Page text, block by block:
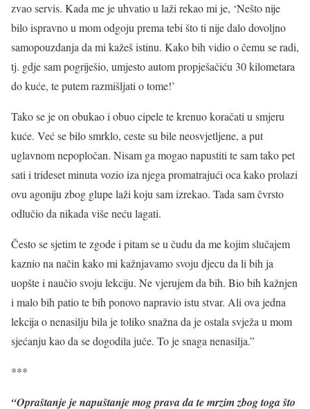
zvao servis. Kada me je uhvatio u laži rekao mi je, ‘Nešto nije
bilo ispravno u mom odgoju prema tebi što ti nije dalo dovoljno
samopouzdanja da mi kažeš istinu. Kako bih vidio o čemu se radi,
tj. gdje sam pogriješio, umjesto autom propješačiću 30 kilometara
do kuće, te putem razmišljati o tome!’
Tako se je on obukao i obuo cipele te krenuo koračati u smjeru
kuće. Već se bilo smrklo, ceste su bile neosvjetljene, a put
uglavnom nepopločan. Nisam ga mogao napustiti te sam tako pet
sati i trideset minuta vozio iza njega promatrajući oca kako prolazi
ovu agoniju zbog glupe laži koju sam izrekao. Tada sam čvrsto
odlučio da nikada više neću lagati.
Često se sjetim te zgode i pitam se u čudu da me kojim slučajem
kaznio na način kako mi kažnjavamo svoju djecu da li bih ja
uopšte i naučio svoju lekciju. Ne vjerujem da bih. Bio bih kažnjen
i malo bih patio te bih ponovo napravio istu stvar. Ali ova jedna
lekcija o nenasilju bila je toliko snažna da je ostala svježa u mom
sjećanju kao da se dogodila juče. To je snaga nenasilja.”
***
“Opraštanje je napuštanje mog prava da te mrzim zbog toga što